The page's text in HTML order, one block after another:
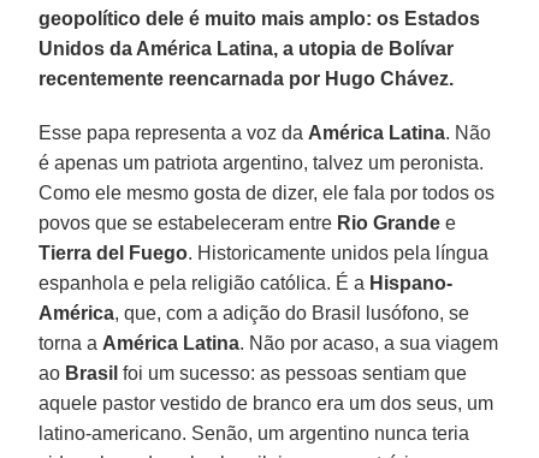
geopolítico dele é muito mais amplo: os Estados
Unidos da América Latina, a utopia de Bolívar
recentemente reencarnada por Hugo Chávez.
Esse papa representa a voz da América Latina. Não
é apenas um patriota argentino, talvez um peronista.
Como ele mesmo gosta de dizer, ele fala por todos os
povos que se estabeleceram entre Rio Grande e
Tierra del Fuego. Historicamente unidos pela língua
espanhola e pela religião católica. É a Hispano-
América, que, com a adição do Brasil lusófono, se
torna a América Latina. Não por acaso, a sua viagem
ao Brasil foi um sucesso: as pessoas sentiam que
aquele pastor vestido de branco era um dos seus, um
latino-americano. Senão, um argentino nunca teria